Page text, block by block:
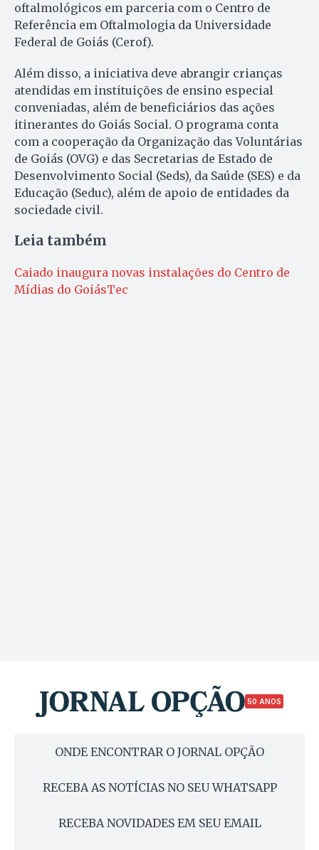
oftalmológicos em parceria com o Centro de
Referência em Oftalmologia da Universidade
Federal de Goiás (Cerof).
Além disso, a iniciativa deve abrangir crianças
atendidas em instituições de ensino especial
conveniadas, além de beneficiários das ações
itinerantes do Goiás Social. O programa conta
com a cooperação da Organização das Voluntárias
de Goiás (OVG) e das Secretarias de Estado de
Desenvolvimento Social (Seds), da Saúde (SES) e da
Educação (Seduc), além de apoio de entidades da
sociedade civil.
Leia também
Caiado inaugura novas instalações do Centro de
Mídias do GoiásTec
50 ANOS
ONDE ENCONTRAR O JORNAL OPÇÃO
RECEBA AS NOTÍCIAS NO SEU WHATSAPP
RECEBA NOVIDADES EM SEU EMAIL